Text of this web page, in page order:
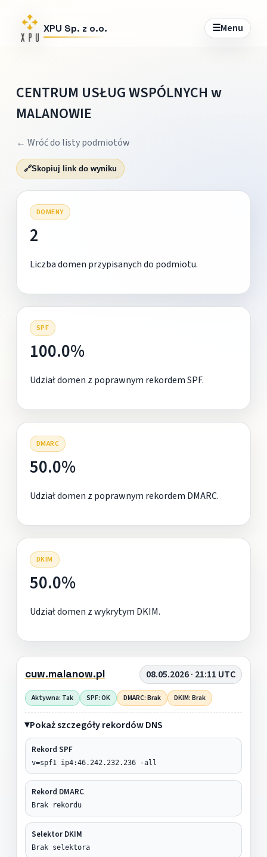
XPU Sp. z o.o. ☰Menu
CENTRUM USŁUG WSPÓLNYCH w
MALANOWIE
← Wróć do listy podmiotów
🔗Skopiuj link do wyniku
DOMENY
2
Liczba domen przypisanych do podmiotu.
SPF
100.0%
Udział domen z poprawnym rekordem SPF.
DMARC
50.0%
Udział domen z poprawnym rekordem DMARC.
DKIM
50.0%
Udział domen z wykrytym DKIM.
cuw.malanow.pl 08.05.2026 · 21:11 UTC
Aktywna: Tak SPF: OK DMARC: Brak DKIM: Brak
Pokaż szczegóły rekordów DNS
Rekord SPF
v=spf1 ip4:46.242.232.236 -all
Rekord DMARC
Brak rekordu
Selektor DKIM
Brak selektora